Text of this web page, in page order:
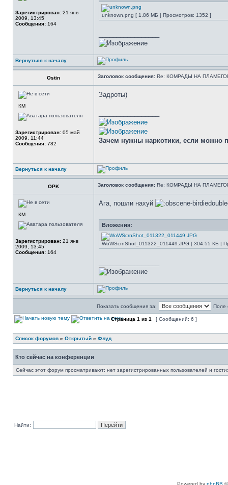
Зарегистрирован: 21 янв
2009, 13:45
Сообщения: 164
unknown.png [ 1.86 МБ | Просмотров: 1352 ]
Вернуться к началу
Оstin Заголовок сообщения: Re: КОМРАДЫ НА
КМ
Зарегистрирован: 05 май
2009, 11:44
Сообщения: 782
Задроты)
Зачем нужны наркотики, если можно
Вернуться к началу
OPK Заголовок сообщения: Re: КОМРАДЫ НА
КМ
Зарегистрирован: 21 янв
2009, 13:45
Сообщения: 164
Ага, пошли нахуй
Вложения:
WoWScrnShot_011322_011449.JPG [ 304.55 КБ |
Вернуться к началу
Показать сообщения за: Поле
Страница 1 из 1 [ Сообщений: 6 ]
Список форумов » Открытый » Флуд
Кто сейчас на конференции
Сейчас этот форум просматривают: нет зарегистрированных пользователей и
Найти:
Powered by phpBB